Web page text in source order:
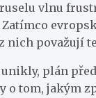
vlnu
nich považují
plán
o tom, jakým